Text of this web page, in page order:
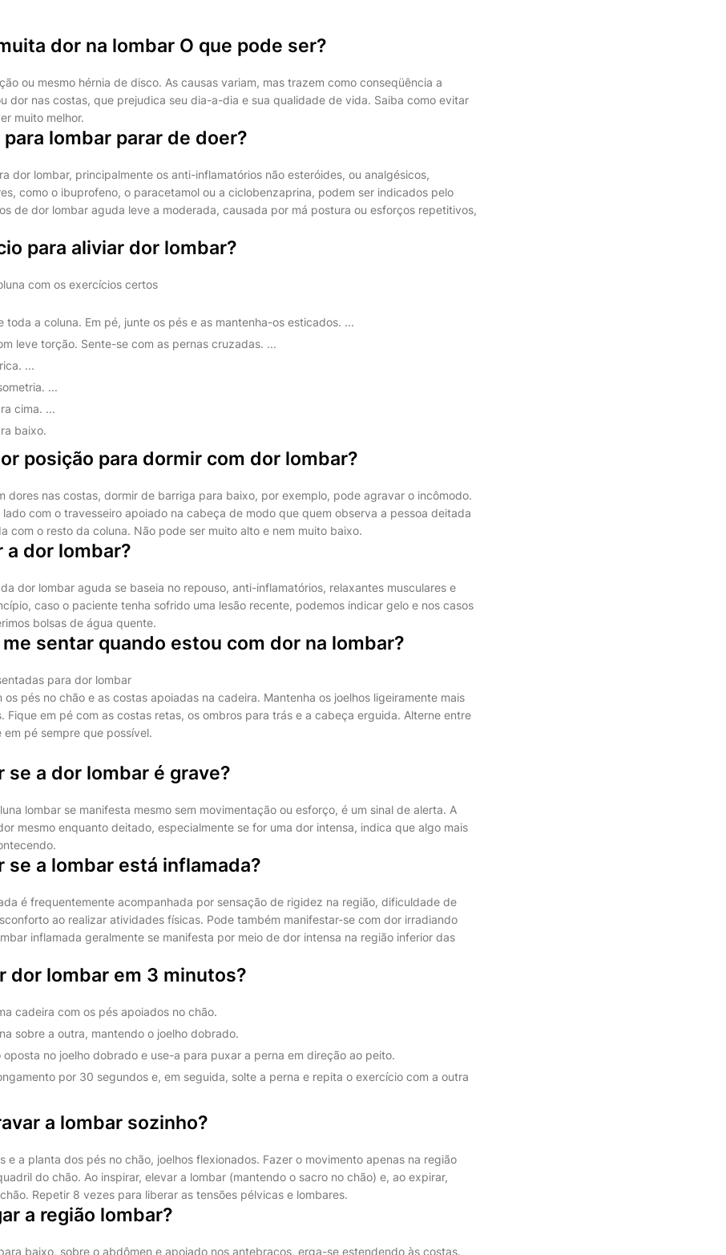
dor na lombar O que pode ser?
ou mesmo hérnia de disco. As causas variam, mas trazem como conseqüência a
dor nas costas, que prejudica seu dia-a-dia e sua qualidade de vida. Saiba como evitar
muito melhor.
lombar parar de doer?
dor lombar, principalmente os anti-inflamatórios não esteróides, ou analgésicos,
como o ibuprofeno, o paracetamol ou a ciclobenzaprina, podem ser indicados pelo
de dor lombar aguda leve a moderada, causada por má postura ou esforços repetitivos,
para aliviar dor lombar?
com os exercícios certos
toda a coluna. Em pé, junte os pés e as mantenha-os esticados. ...
leve torção. Sente-se com as pernas cruzadas. ...
...
...
cima. ...
baixo.
posição para dormir com dor lombar?
dores nas costas, dormir de barriga para baixo, por exemplo, pode agravar o incômodo.
lado com o travesseiro apoiado na cabeça de modo que quem observa a pessoa deitada
com o resto da coluna. Não pode ser muito alto e nem muito baixo.
a dor lombar?
dor lombar aguda se baseia no repouso, anti-inflamatórios, relaxantes musculares e
caso o paciente tenha sofrido uma lesão recente, podemos indicar gelo e nos casos
bolsas de água quente.
sentar quando estou com dor na lombar?
para dor lombar
os pés no chão e as costas apoiadas na cadeira. Mantenha os joelhos ligeiramente mais
Fique em pé com as costas retas, os ombros para trás e a cabeça erguida. Alterne entre
pé sempre que possível.
se a dor lombar é grave?
lombar se manifesta mesmo sem movimentação ou esforço, é um sinal de alerta. A
mesmo enquanto deitado, especialmente se for uma dor intensa, indica que algo mais
se a lombar está inflamada?
é frequentemente acompanhada por sensação de rigidez na região, dificuldade de
ao realizar atividades físicas. Pode também manifestar-se com dor irradiando
inflamada geralmente se manifesta por meio de dor intensa na região inferior das
dor lombar em 3 minutos?
cadeira com os pés apoiados no chão.
sobre a outra, mantendo o joelho dobrado.
oposta no joelho dobrado e use-a para puxar a perna em direção ao peito.
por 30 segundos e, em seguida, solte a perna e repita o exercício com a outra
a lombar sozinho?
e a planta dos pés no chão, joelhos flexionados. Fazer o movimento apenas na região
do chão. Ao inspirar, elevar a lombar (mantendo o sacro no chão) e, ao expirar,
Repetir 8 vezes para liberar as tensões pélvicas e lombares.
a região lombar?
baixo, sobre o abdômen e apoiado nos antebraços, erga-se estendendo às costas.